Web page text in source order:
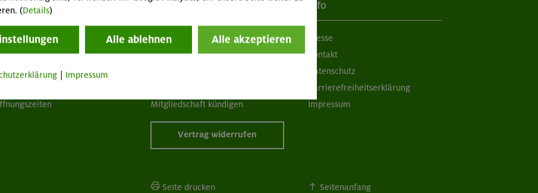
Brett
geben!
Services
FAQ
Tour der Woche
Mitgliedschaft kündigen
Vertrag widerrufen
Info
Presse
Kontakt
Datenschutz
Barrierefreiheitserklärung
Impressum
Seite drucken Seitenanfang
(Details)
Alle ablehnen Alle akzeptieren
| Impressum